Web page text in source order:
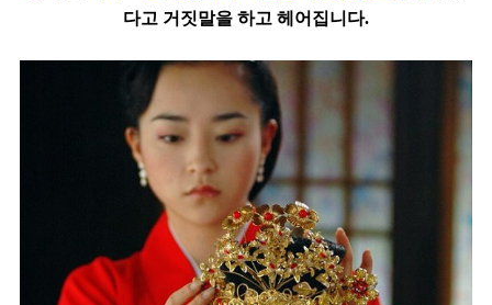
다고 거짓말을 하고 헤어집니다.